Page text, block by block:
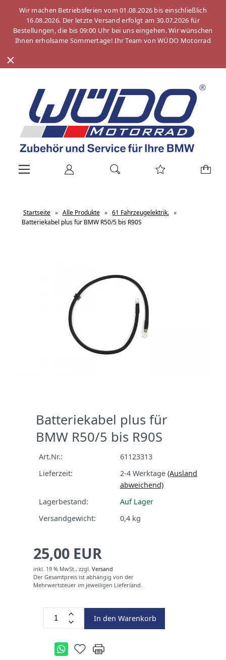
Wir machen Betriebsferien vom 01.08.2026 bis einschließlich
16.08.2026. Der letzte Versand erfolgt am 30.07.2026 für
Bestellungen, die bis 09:00 Uhr bei uns eingehen. Wir wünschen
Ihnen erholsame Sommertage! Ihr Team von WÜDO Motorrad
Startseite » Alle Produkte » 61 Fahrzeugelektrik. »
Batteriekabel plus für BMW R50/5 bis R90S
Batteriekabel plus für
BMW R50/5 bis R90S
Art.Nr.:
61123313
Lieferzeit:
2-4 Werktage (Ausland
abweichend)
Lagerbestand:
Auf Lager
Versandgewicht:
0,4 kg
25,00 EUR
inkl. 19 % MwSt., zzgl. Versand
Der Gesamtpreis ist abhängig von der
Mehrwertsteuer im jeweiligen Lieferland.
In den Warenkorb